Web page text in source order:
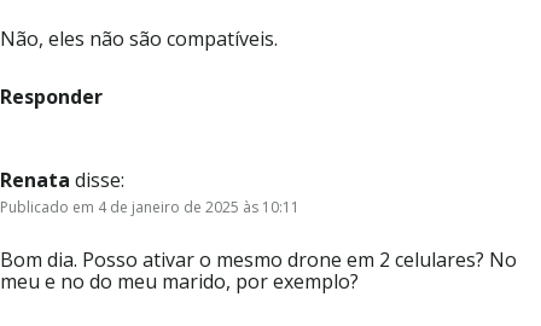
Não, eles não são compatíveis.
Responder
Renata disse:
Publicado em 4 de janeiro de 2025 às 10:11
Bom dia. Posso ativar o mesmo drone em 2 celulares? No
meu e no do meu marido, por exemplo?